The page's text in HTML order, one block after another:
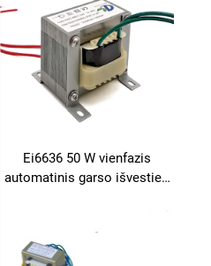
Ei6636 50 W vienfazis
automatinis garso išvesties
maitinimo transformatorius